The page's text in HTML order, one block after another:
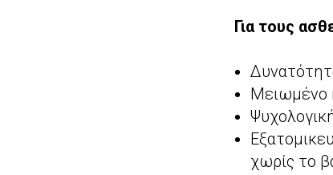
Για τους
Μειωμένο
χωρίς το